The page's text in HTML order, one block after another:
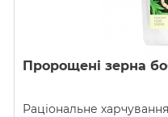
Пророщені зерна
Раціональне харчування